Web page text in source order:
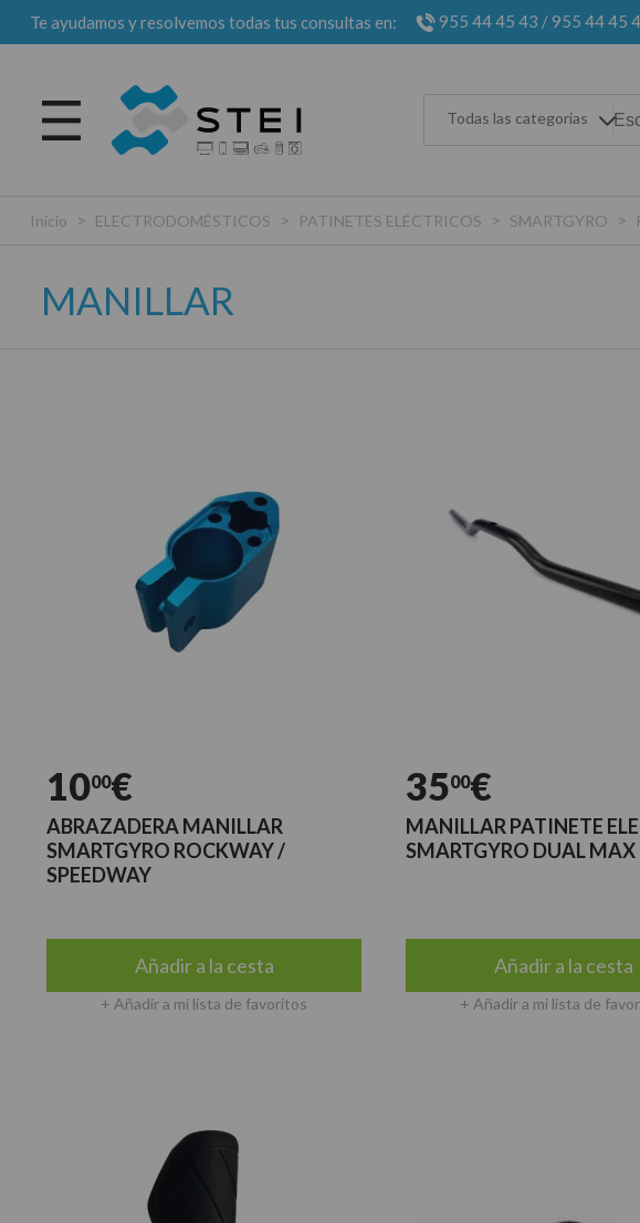
Te ayudamos y resolvemos todas tus consultas en: 955 44 45 43 /955 44 45
Todas las categorias
Inicio > ELECTRODOMÉSTICOS > PATINETES ELÉCTRICOS > SMARTGYRO >
MANILLAR
1000€
ABRAZADERA MANILLAR
SMARTGYRO ROCKWAY /
SPEEDWAY
Añadir a la cesta
+ Añadir a mi lista de favoritos
3500€
MANILLAR PATINETE
SMARTGYRO DUAL MAX
Añadir a la cesta
+ Añadir a mi lista de